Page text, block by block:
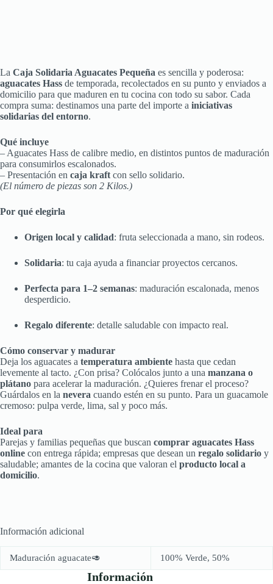
La Caja Solidaria Aguacates Pequeña es sencilla y poderosa:
aguacates Hass de temporada, recolectados en su punto y enviados a
domicilio para que maduren en tu cocina con todo su sabor. Cada
compra suma: destinamos una parte del importe a iniciativas
solidarias del entorno.
Qué incluye
– Aguacates Hass de calibre medio, en distintos puntos de maduración
para consumirlos escalonados.
– Presentación en caja kraft con sello solidario.
(El número de piezas son 2 Kilos.)
Por qué elegirla
Origen local y calidad: fruta seleccionada a mano, sin rodeos.
Solidaria: tu caja ayuda a financiar proyectos cercanos.
Perfecta para 1–2 semanas: maduración escalonada, menos
desperdicio.
Regalo diferente: detalle saludable con impacto real.
Cómo conservar y madurar
Deja los aguacates a temperatura ambiente hasta que cedan
levemente al tacto. ¿Con prisa? Colócalos junto a una manzana o
plátano para acelerar la maduración. ¿Quieres frenar el proceso?
Guárdalos en la nevera cuando estén en su punto. Para un guacamole
cremoso: pulpa verde, lima, sal y poco más.
Ideal para
Parejas y familias pequeñas que buscan comprar aguacates Hass
online con entrega rápida; empresas que desean un regalo solidario y
saludable; amantes de la cocina que valoran el producto local a
domicilio.
Información adicional
Maduración aguacate🥑 100% Verde, 50%
Información